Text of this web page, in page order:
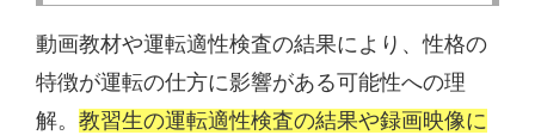
動画教材や運転適性検査の結果により、性格の
特徴が運転の仕方に影響がある可能性への理
解。 教習生の運転適性検査の結果や録画映像に